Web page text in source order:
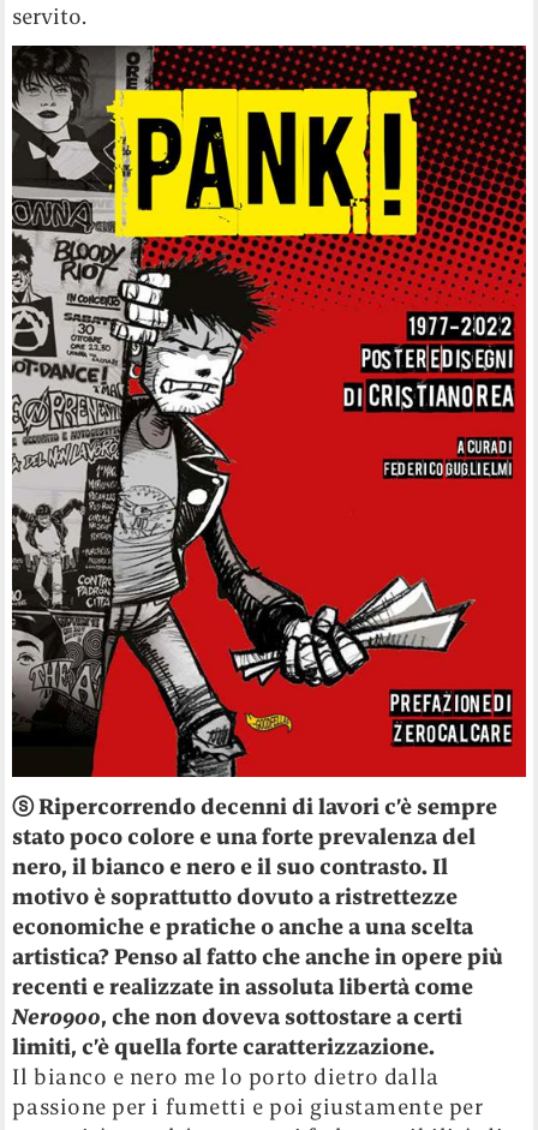
servito.
ⓢRipercorrendo decenni di lavoric’è sempre
stato poco colore e una forte prevalenza del
nero, il bianco e nero e il suo contrasto. Il
motivo è soprattutto dovuto a ristrettezze
economiche e pratiche o anche a una scelta
artistica? Penso al fatto che anche in opere più
recenti e realizzate in assoluta libertà come
Nero900, che non doveva sottostare a certi
limiti, c’è quella forte caratterizzazione.
Il bianco e nero me lo porto dietro dalla
passione per i fumetti e poi giustamente per